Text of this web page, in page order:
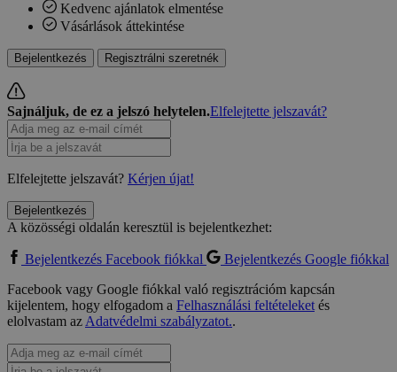
Kedvenc ajánlatok elmentése
Vásárlások áttekintése
Bejelentkezés Regisztrálni szeretnék
Sajnáljuk, de ez a jelszó helytelen.Elfelejtette jelszavát?
Elfelejtette jelszavát? Kérjen újat!
Bejelentkezés
A közösségi oldalán keresztül is bejelentkezhet:
Bejelentkezés Facebook fiókkal
Bejelentkezés Google fiókkal
Facebook vagy Google fiókkal való regisztrációm kapcsán
kijelentem, hogy elfogadom a Felhasználási feltételeketés
elolvastam azAdatvédelmi szabályzatot..